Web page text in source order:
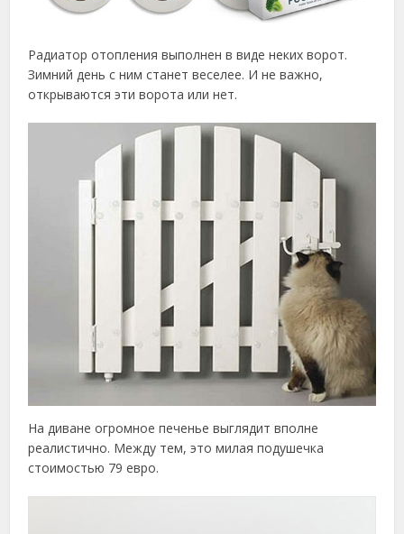
Радиатор отопления выполнен в виде неких ворот.
Зимний день с ним станет веселее. И не важно,
открываются эти ворота или нет.
На диване огромное печенье выглядит вполне
реалистично. Между тем, это милая подушечка
стоимостью 79 евро.